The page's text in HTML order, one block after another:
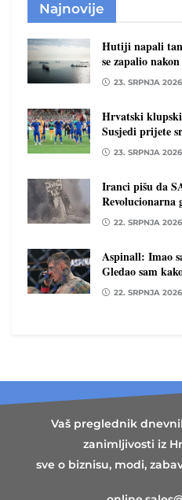
Najnovije
Hutiji napali
se zapalio
23. SRPNJA
Hrvatski
Susjedi prijete
23. SRPNJA
Iranci pišu da
Revolucionarna
22. SRPNJA
Aspinall: Imao
Gledao sam
22. SRPNJA
Vaš preglednik
zanimljivosti iz
sve o biznisu, modi,